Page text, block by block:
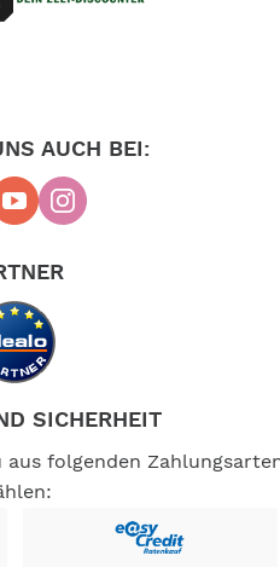
AUCH BEI:
SICHERHEIT
aus folgenden